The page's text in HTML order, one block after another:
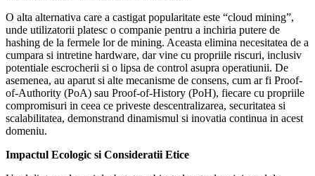
O alta alternativa care a castigat popularitate este “cloud mining”,
unde utilizatorii platesc o companie pentru a inchiria putere de
hashing de la fermele lor de mining. Aceasta elimina necesitatea de a
cumpara si intretine hardware, dar vine cu propriile riscuri, inclusiv
potentiale escrocherii si o lipsa de control asupra operatiunii. De
asemenea, au aparut si alte mecanisme de consens, cum ar fi Proof-
of-Authority (PoA) sau Proof-of-History (PoH), fiecare cu propriile
compromisuri in ceea ce priveste descentralizarea, securitatea si
scalabilitatea, demonstrand dinamismul si inovatia continua in acest
domeniu.
Impactul Ecologic si Consideratii Etice